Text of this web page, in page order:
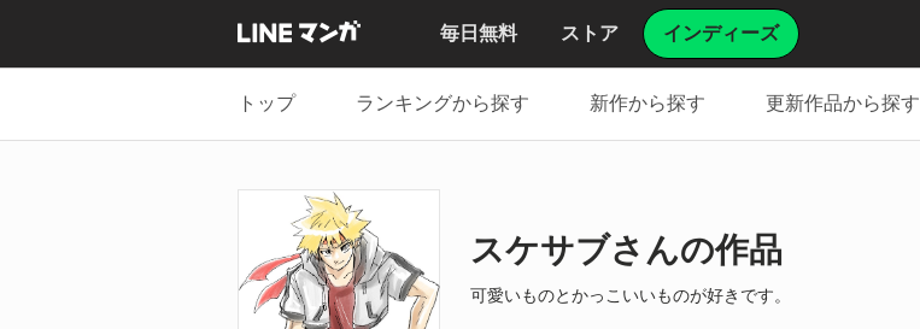
毎日無料 ストア インディーズ
トップ ランキングから探す 新作から探す 更新作品から探す
スケサブさんの作品
可愛いものとかっこいいものが好きです。